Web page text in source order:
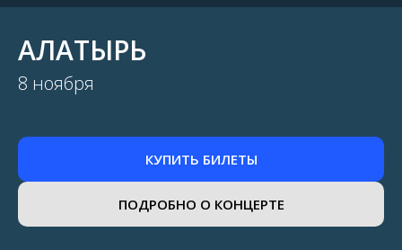
АЛАТЫРЬ
8 ноября
КУПИТЬ БИЛЕТЫ
ПОДРОБНО О КОНЦЕРТЕ